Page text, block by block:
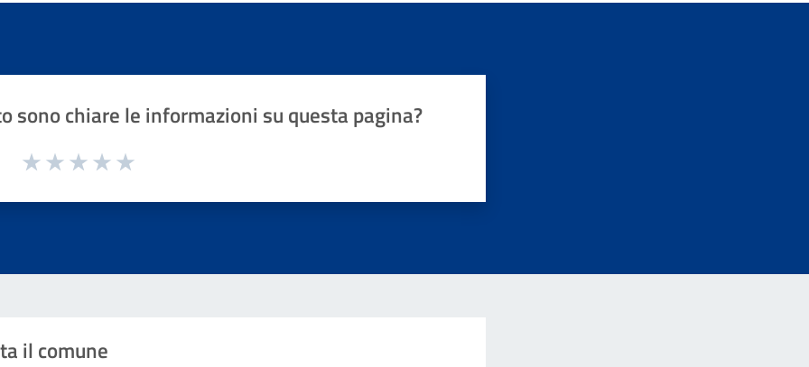
sono chiare le informazioni su questa pagina?
1 a 5 stelle la pagina
il comune